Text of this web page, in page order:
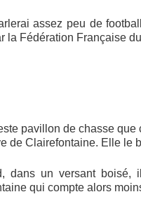
assez peu de
la Fédération Française
pavillon de chasse que
de Clairefontaine. Elle le
dans un versant
qui compte alors